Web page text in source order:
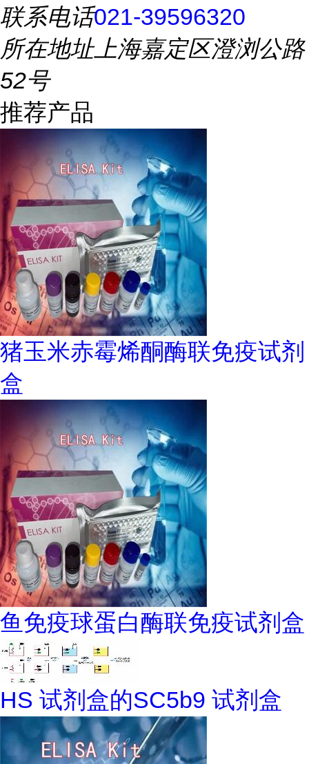
联系电话021-39596320
所在地址上海嘉定区澄浏公路
52号
推荐产品
猪玉米赤霉烯酮酶联免疫试剂
盒
鱼免疫球蛋白酶联免疫试剂盒
HS 试剂盒的SC5b9 试剂盒